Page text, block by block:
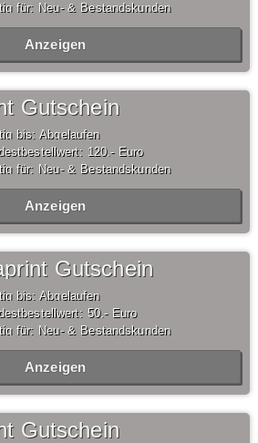
für: Neu- & Bestandskunden
Anzeigen
Gutschein
bis: Abgelaufen
120,- Euro
für: Neu- & Bestandskunden
Anzeigen
Gutschein
bis: Abgelaufen
50,- Euro
für: Neu- & Bestandskunden
Anzeigen
Gutschein